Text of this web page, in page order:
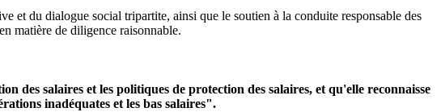
et du dialogue social tripartite, ainsi que le soutien à la conduite responsable des
matière de diligence raisonnable.
des salaires et les politiques de protection des salaires, et qu'elle reconnaisse
inadéquates et les bas salaires".